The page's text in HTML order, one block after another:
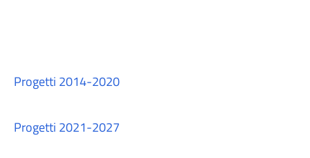
Progetti 2014-2020
Progetti 2021-2027